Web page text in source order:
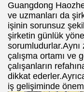
Guangdong
ve uzmanları da
işinin sorunsuz
şirketin günlük
çalışma ortamı ve
çalışanların
dikkat
iş gelişiminde